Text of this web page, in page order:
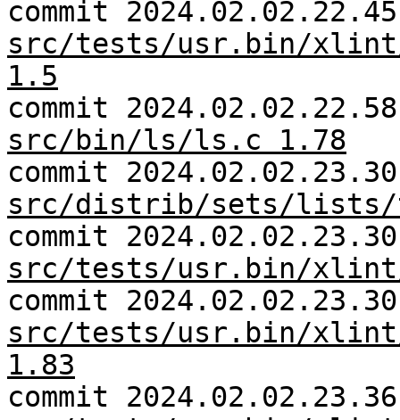
commit
src/tests/usr.bin/
1.5
commit
src/bin/ls/ls.c 1.78
commit
src/distrib/sets/lists/
commit
src/tests/usr.bin/
commit
src/tests/usr.bin/
1.83
commit